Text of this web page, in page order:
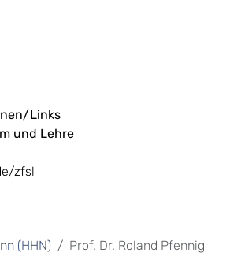
Links
und Lehre
zfsl
(HHN) Prof. Dr. Roland Pfennig